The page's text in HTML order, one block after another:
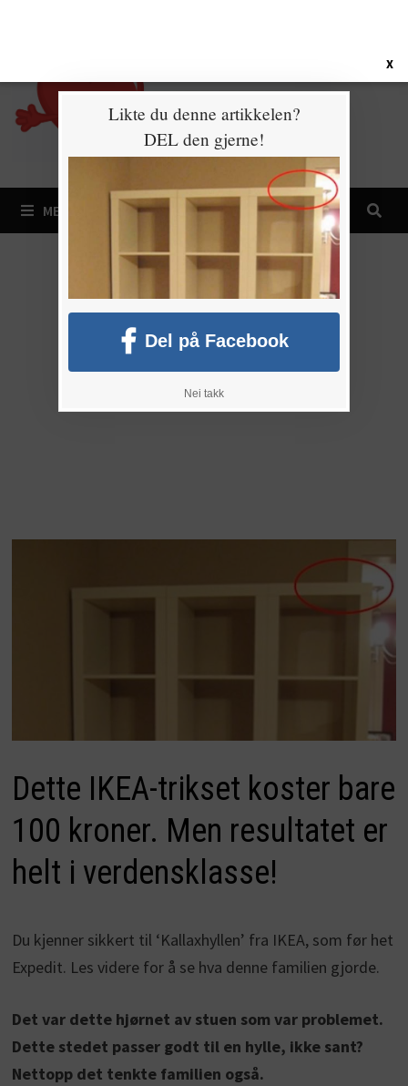
MENY
Dette IKEA-trikset koster bare
100 kroner. Men resultatet er
helt i verdensklasse!
Du kjenner sikkert til ‘Kallaxhyllen’ fra IKEA, som før het
Expedit. Les videre for å se hva denne familien gjorde.
Det var dette hjørnet av stuen som var problemet.
Dette stedet passer godt til en hylle, ikke sant?
Nettopp det tenkte familien også.
X
Likte du denne artikkelen?
DEL den gjerne!
Del på Facebook
Nei takk